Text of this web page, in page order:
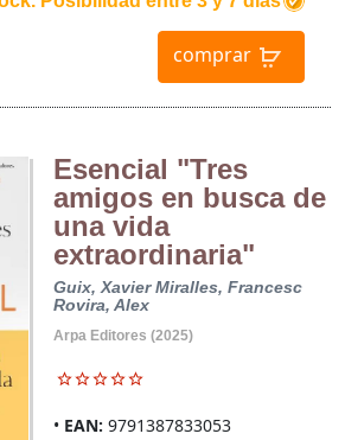
comprar
Esencial "Tres
amigos en busca de
una vida
extraordinaria"
Guix, Xavier Miralles, Francesc
Rovira, Alex
Arpa Editores (2025)
EAN: 9791387833053